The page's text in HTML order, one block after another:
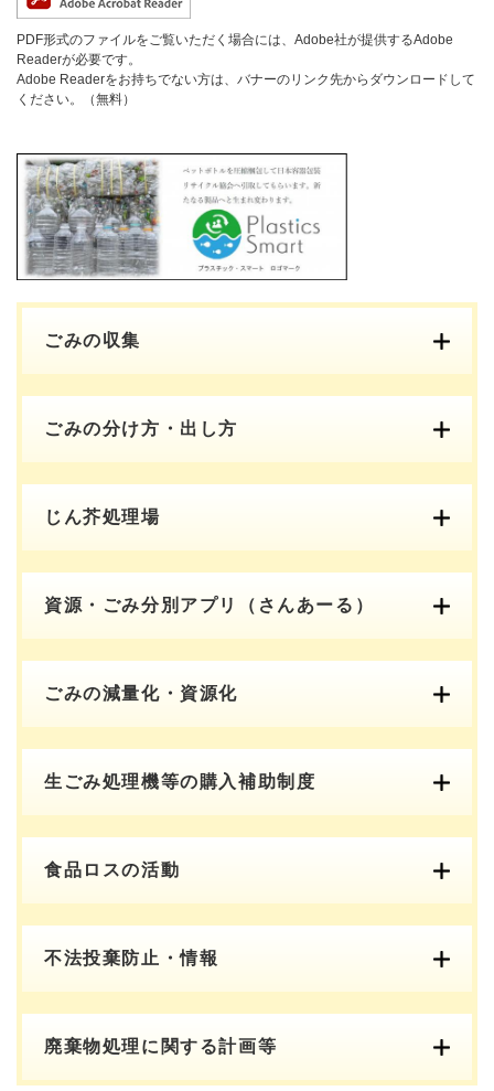
PDF形式のファイルをご覧いただく場合には、Adobe社が提供するAdobe
Readerが必要です。
Adobe Readerをお持ちでない方は、バナーのリンク先からダウンロードして
ください。（無料）
ごみの収集
ごみの分け方・出し方
じん芥処理場
資源・ごみ分別アプリ（さんあーる）
ごみの減量化・資源化
生ごみ処理機等の購入補助制度
食品ロスの活動
不法投棄防止・情報
廃棄物処理に関する計画等